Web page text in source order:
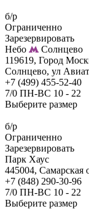
б/р
Ограниченно
Зарезервировать
Небо
Солнцево
119619, Город
Солнцево, ул
+7 (499) 455-52-40
7/0 ПН-ВС 10 - 22
Выберите размер
б/р
Ограниченно
Зарезервировать
Парк Хаус
445004, Самарская
+7 (848) 290-30-96
7/0 ПН-ВС 10 - 22
Выберите размер